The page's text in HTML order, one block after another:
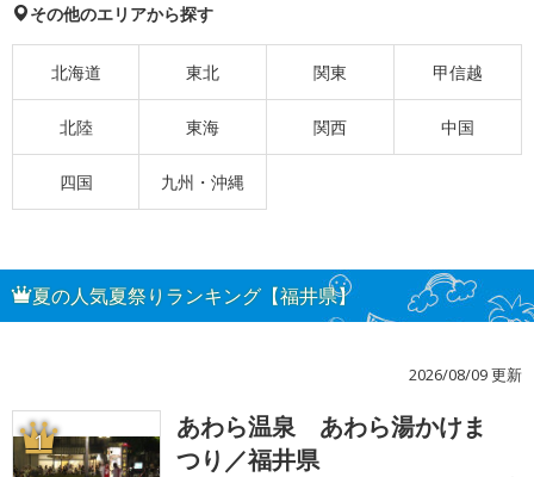
その他のエリアから探す
北海道 東北 関東 甲信越
北陸 東海 関西 中国
四国 九州・沖縄
夏の人気夏祭りランキング【福井県】
2026/08/09 更新
1
あわら温泉 あわら湯かけま
つり／福井県